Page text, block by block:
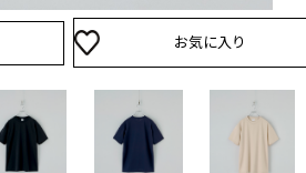
お気に入り